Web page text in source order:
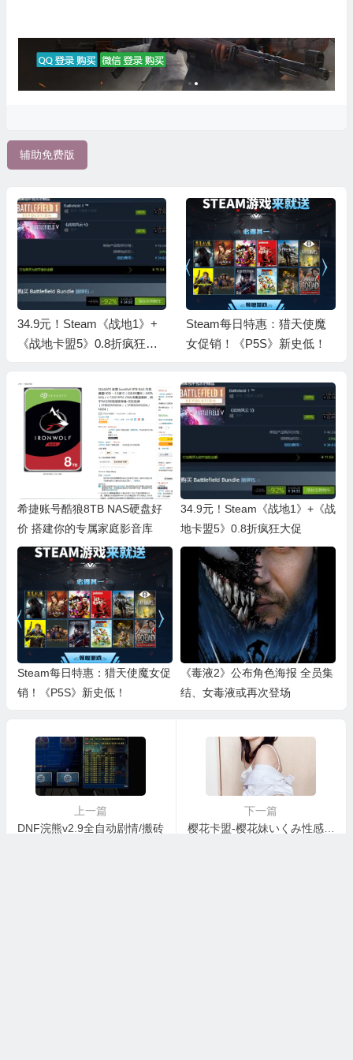
辅助免费版
34.9元！Steam《战地1》+
《战地卡盟5》0.8折疯狂大
Steam每日特惠：猎天使魔
女促销！《P5S》新史低！
希捷账号酷狼8TB NAS硬盘好
价 搭建你的专属家庭影音库
34.9元！Steam《战地1》+《战
地卡盟5》0.8折疯狂大促
Steam每日特惠：猎天使魔女促
销！《P5S》新史低！
《毒液2》公布角色海报 全员集
结、女毒液或再次登场
上一篇
DNF浣熊v2.9全自动剧情/搬砖
下一篇
樱花卡盟-樱花妹いくみ性感美图赏